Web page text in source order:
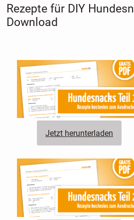
Rezepte für DIY
Download
Jetzt herunterladen